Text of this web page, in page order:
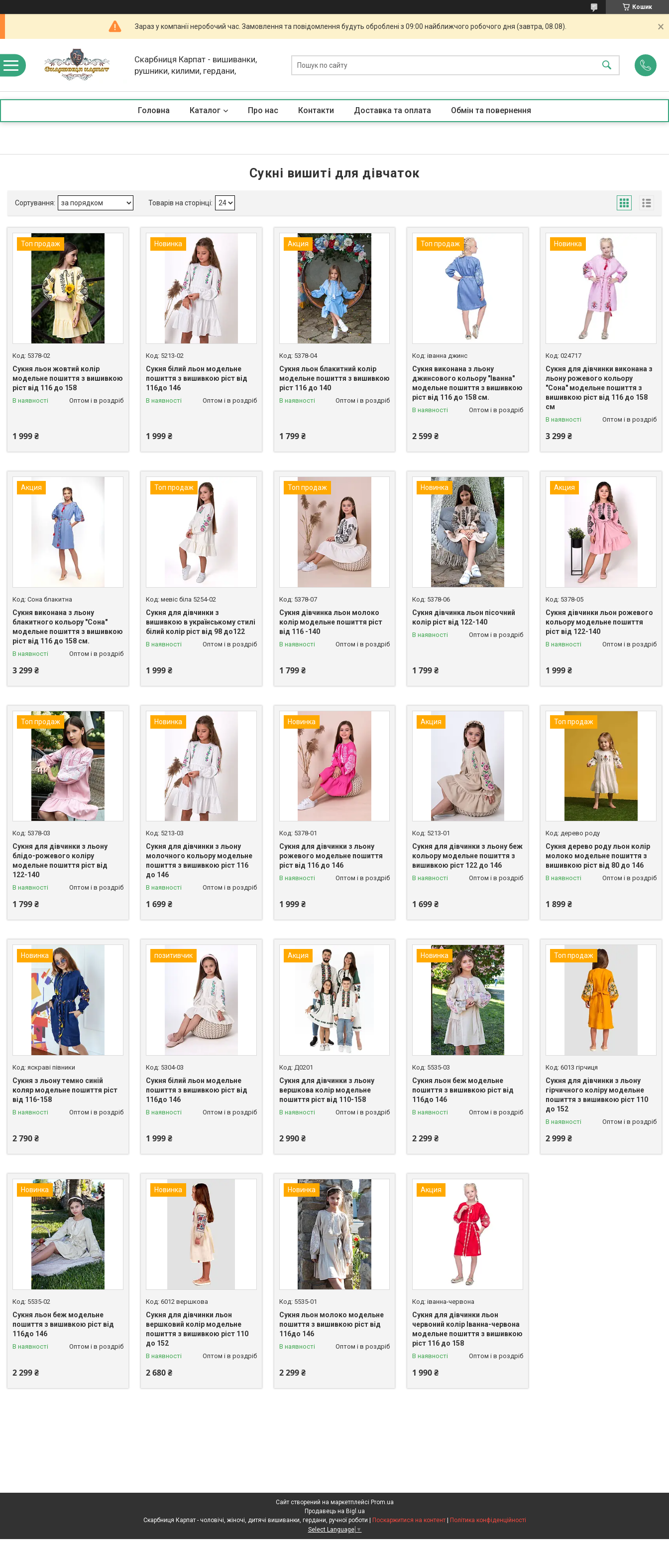
Кошик
Зараз у компанії неробочий час. Замовлення та повідомлення будуть оброблені з 09:00 найближчого робочого дня (завтра, 08.08).
Скарбниця Карпат - вишиванки,
рушники, килими, гердани,
Головна Каталог Про нас Контакти Доставка та оплата Обмін та повернення
Сукні вишиті для дівчаток
Топ продаж
5378-02
Сукня льон жовтий колір
модельне пошиття з вишивкою
ріст від 116 до 158
В наявності Оптом і в роздріб
1 999 ₴
Новинка
5213-02
Сукня білий льон модельне
пошиття з вишивкою ріст від
116до 146
В наявності Оптом і в роздріб
1 999 ₴
Акция
5378-04
Сукня льон блакитний колір
модельне пошиття з вишивкою
ріст 116 до 140
В наявності Оптом і в роздріб
1 799 ₴
Топ продаж
іванна джинс
Сукня виконана з льону
джинсового кольору "Іванна"
модельне пошиття з вишивкою
ріст від 116 до 158 см.
В наявності Оптом і в роздріб
2 599 ₴
Новинка
024717
Сукня для дівчинки виконана з
льону рожевого кольору
"Сона" модельне пошиття з
вишивкою ріст від 116 до 158
см
В наявності Оптом і в роздріб
3 299 ₴
Акция
Сона блакитна
Сукня виконана з льону
блакитного кольору "Сона"
модельне пошиття з вишивкою
ріст від 116 до 158 см.
В наявності Оптом і в роздріб
3 299 ₴
Топ продаж
мевіс біла 5254-02
Сукня для дівчинки з
вишивкою в українському стилі
білий колір ріст від 98 до122
В наявності Оптом і в роздріб
1 999 ₴
Топ продаж
5378-07
Сукня дівчинка льон молоко
колір модельне пошиття ріст
від 116 -140
В наявності Оптом і в роздріб
1 799 ₴
Новинка
5378-06
Сукня дівчинка льон пісочний
колір ріст від 122-140
В наявності Оптом і в роздріб
1 799 ₴
Акция
5378-05
Сукня дівчинки льон рожевого
кольору модельне пошиття
ріст від 122-140
В наявності Оптом і в роздріб
1 999 ₴
Топ продаж
5378-03
Сукня для дівчинки з льону
блідо-рожевого коліру
модельне пошиття ріст від
122-140
В наявності Оптом і в роздріб
1 799 ₴
Новинка
5213-03
Сукня для дівчинки з льону
молочного кольору модельне
пошиття з вишивкою ріст 116
до 146
В наявності Оптом і в роздріб
1 699 ₴
Новинка
5378-01
Сукня для дівчинки з льону
рожевого модельне пошиття
ріст від 116 до 146
В наявності Оптом і в роздріб
1 999 ₴
Акция
5213-01
Сукня для дівчинки з льону беж
кольору модельне пошиття з
вишивкою ріст 122 до 146
В наявності Оптом і в роздріб
1 699 ₴
Топ продаж
дерево роду
Сукня дерево роду льон колір
молоко модельне пошиття з
вишивкою ріст від 80 до 146
В наявності Оптом і в роздріб
1 899 ₴
Новинка
яскраві півники
Сукня з льону темно синій
коляр модельне пошиття ріст
від 116-158
В наявності Оптом і в роздріб
2 790 ₴
позитивчик
5304-03
Сукня білий льон модельне
пошиття з вишивкою ріст від
116до 146
В наявності Оптом і в роздріб
1 999 ₴
Акция
Д0201
Сукня для дівчинки з льону
вершкова колір модельне
пошиття ріст від 110-158
В наявності Оптом і в роздріб
2 990 ₴
Новинка
5535-03
Сукня льон беж модельне
пошиття з вишивкою ріст від
116до 146
В наявності Оптом і в роздріб
2 299 ₴
Топ продаж
6013 гірчиця
Сукня для дівчинки з льону
гірчичного коліру модельне
пошиття з вишивкою ріст 110
до 152
В наявності Оптом і в роздріб
2 999 ₴
Новинка
5535-02
Сукня льон беж модельне
пошиття з вишивкою ріст від
116до 146
В наявності Оптом і в роздріб
2 299 ₴
Новинка
6012 вершкова
Сукня для дівчинки льон
вершковий колір модельне
пошиття з вишивкою ріст 110
до 152
В наявності Оптом і в роздріб
2 680 ₴
Новинка
5535-01
Сукня льон молоко модельне
пошиття з вишивкою ріст від
116до 146
В наявності Оптом і в роздріб
2 299 ₴
Акция
іванна-червона
Сукня для дівчинки льон
червоний колір Іванна-червона
модельне пошиття з вишивкою
ріст 116 до 158
В наявності Оптом і в роздріб
1 990 ₴
Сайт створений на маркетплейсі Prom.ua
Продавець на Bigl.ua
Поскаржитися на контент
Політика конфіденційності
Select Language ▼